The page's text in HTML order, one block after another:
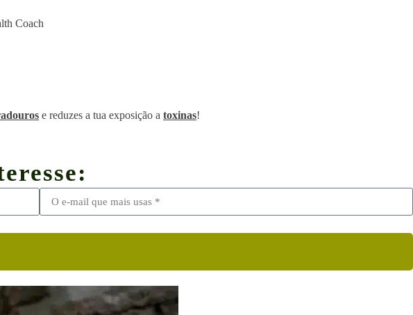
e reduzes a tua exposição a toxinas!